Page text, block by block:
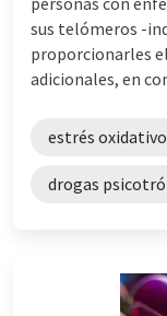
sus telómeros -
proporcionarles
adicionales, en
estrés oxidativo
drogas